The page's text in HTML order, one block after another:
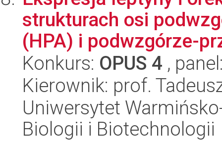
strukturach osi
(HPA) i podwzgórze-
Konkurs: OPUS 4 ,
Kierownik: prof.
Uniwersytet
Biologii i Biotechnologii